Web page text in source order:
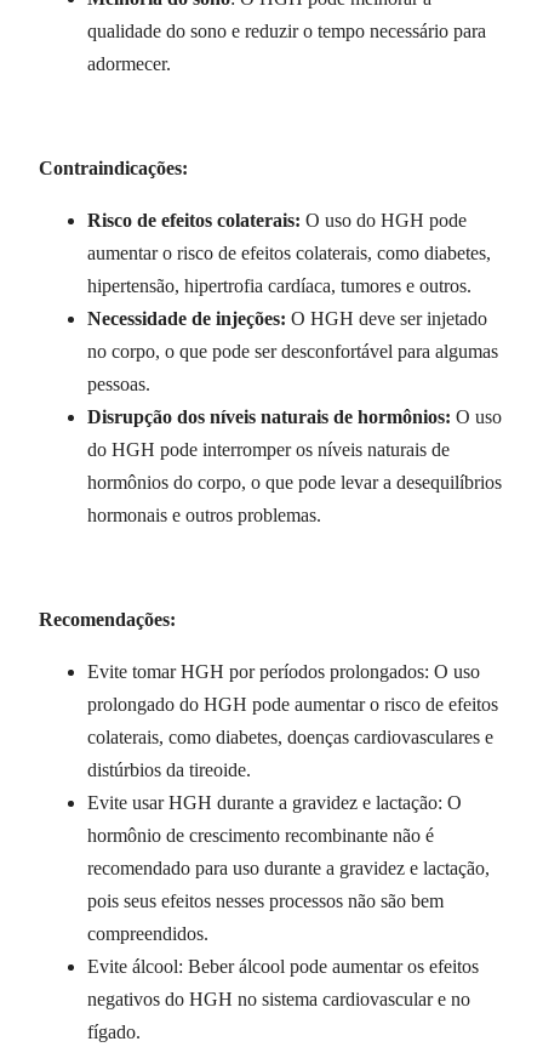
qualidade do sono e reduzir o tempo necessário para
adormecer.
Contraindicações:
Risco de efeitos colaterais: O uso do HGH pode
aumentar o risco de efeitos colaterais, como diabetes,
hipertensão, hipertrofia cardíaca, tumores e outros.
Necessidade de injeções: O HGH deve ser injetado
no corpo, o que pode ser desconfortável para algumas
pessoas.
Disrupção dos níveis naturais de hormônios: O uso
do HGH pode interromper os níveis naturais de
hormônios do corpo, o que pode levar a desequilíbrios
hormonais e outros problemas.
Recomendações:
Evite tomar HGH por períodos prolongados: O uso
prolongado do HGH pode aumentar o risco de efeitos
colaterais, como diabetes, doenças cardiovasculares e
distúrbios da tireoide.
Evite usar HGH durante a gravidez e lactação: O
hormônio de crescimento recombinante não é
recomendado para uso durante a gravidez e lactação,
pois seus efeitos nesses processos não são bem
compreendidos.
Evite álcool: Beber álcool pode aumentar os efeitos
negativos do HGH no sistema cardiovascular e no
fígado.